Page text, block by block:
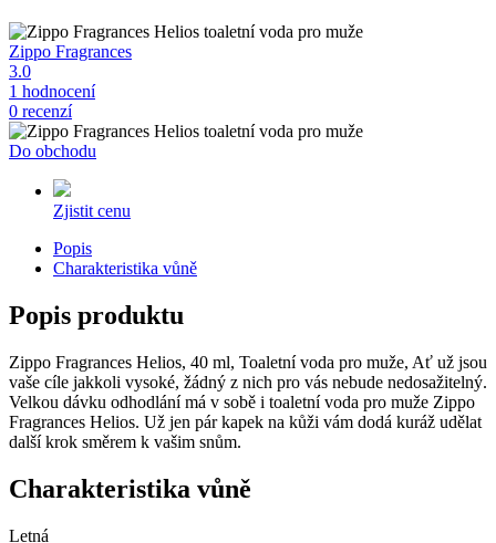
Zippo Fragrances
3.0
1 hodnocení
0 recenzí
Do obchodu
Zjistit cenu
Popis
Charakteristika vůně
Popis produktu
Zippo Fragrances Helios, 40 ml, Toaletní voda pro muže, Ať už jsou
vaše cíle jakkoli vysoké, žádný z nich pro vás nebude nedosažitelný.
Velkou dávku odhodlání má v sobě i toaletní voda pro muže Zippo
Fragrances Helios. Už jen pár kapek na kůži vám dodá kuráž udělat
další krok směrem k vašim snům.
Charakteristika vůně
Letná